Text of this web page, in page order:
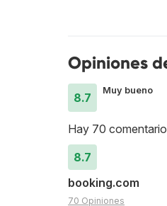
Opiniones
8.7
Muy bueno
Hay 70
8.7
booking.com
70 Opiniones